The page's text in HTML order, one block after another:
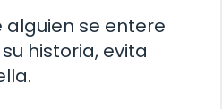
alguien se entere
historia, evita